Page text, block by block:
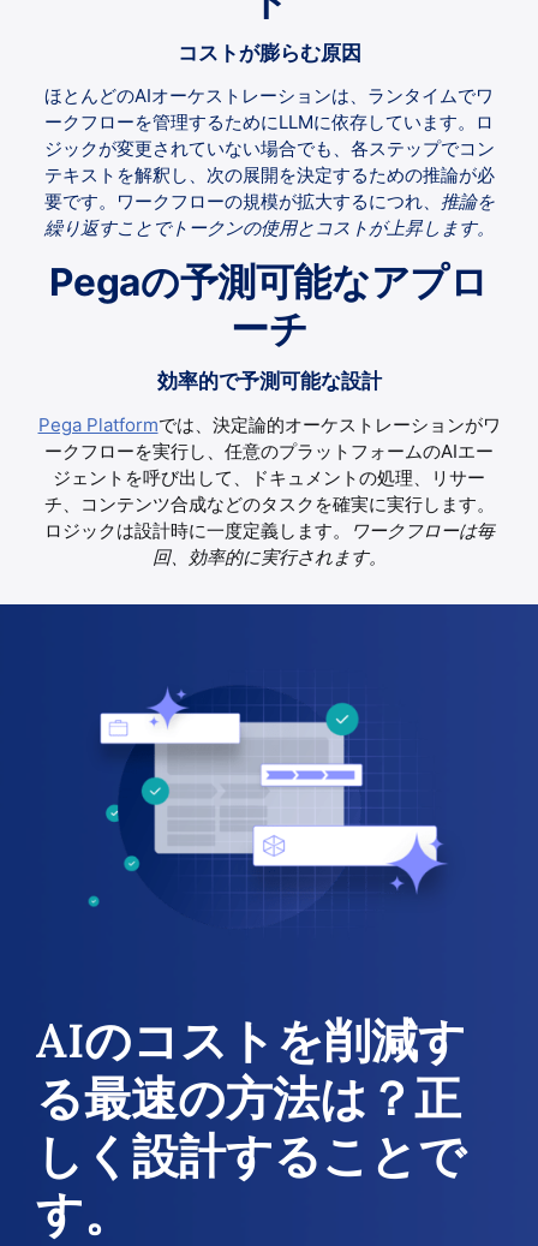
コストが膨らむ原因
ほとんどのAIオーケストレーションは、ランタイムでワ
ークフローを管理するためにLLMに依存しています。ロ
ジックが変更されていない場合でも、各ステップでコン
テキストを解釈し、次の展開を決定するための推論が必
要です。ワークフローの規模が拡大するにつれ、 推論を
繰り返すことでトークンの使用とコストが上昇します。
Pegaの予測可能なアプロ
ーチ
効率的で予測可能な設計
Pega Platformでは、決定論的オーケストレーションがワ
ークフローを実行し、任意のプラットフォームのAIエー
ジェントを呼び出して、ドキュメントの処理、リサー
チ、コンテンツ合成などのタスクを確実に実行します。
ロジックは設計時に一度定義します。
ワークフローは毎
回、効率的に実行されます。
AIのコストを削減す
る最速の方法は？正
しく設計することで
す。